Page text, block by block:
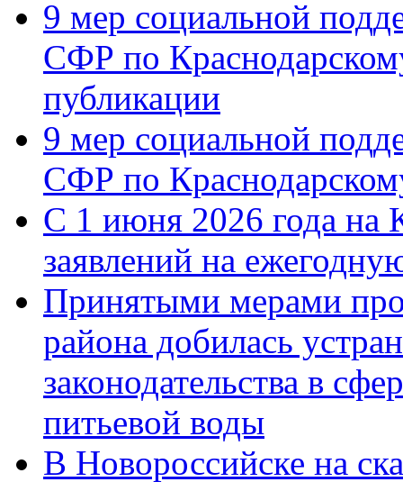
9 мер социальной
СФР по
публикации
9 мер социальной
СФР по
С 1 июня 2026 года на
заявлений на
Принятыми мерами
района добилась
законодательства в
питьевой воды
В Новороссийске на